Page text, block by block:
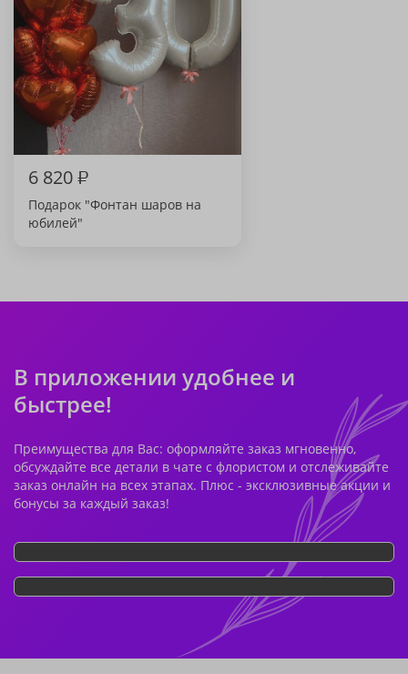
6 820₽
Подарок "Фонтан шаров на
юбилей"
В приложении удобнее и
быстрее!
Преимущества для Вас: оформляйте заказ мгновенно,
обсуждайте все детали в чате с флористом и отслеживайте
заказ онлайн на всех этапах. Плюс - эксклюзивные акции и
бонусы за каждый заказ!